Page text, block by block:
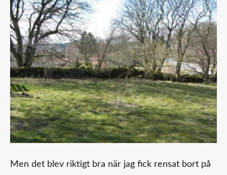
Men det blev riktigt bra när jag fick rensat bort på